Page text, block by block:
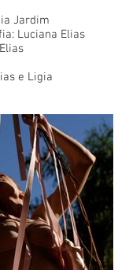
Jardim
Luciana Elias
e Ligia